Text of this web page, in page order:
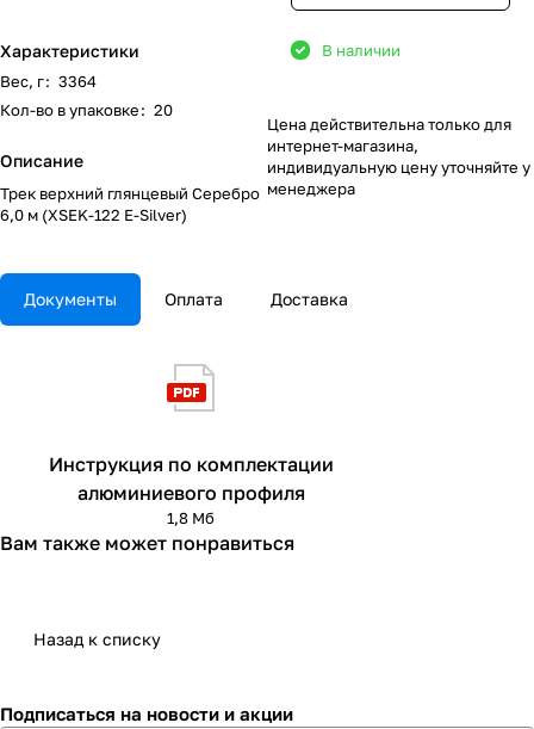
Характеристики
Вес, г: 3364
Кол-во в упаковке: 20
Описание
Трек верхний глянцевый Серебро
6,0 м (XSEK-122 E-Silver)
В наличии
Цена действительна только для
интернет-магазина,
индивидуальную цену уточняйте у
менеджера
Документы Оплата Доставка
Инструкция по комплектации
алюминиевого профиля
1,8 Мб
Вам также может понравиться
Назад к списку
Подписаться на новости и акции